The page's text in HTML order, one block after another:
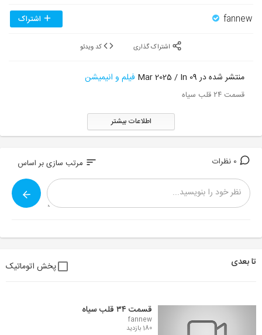
fannew اشتراک
منتشر شده در 09 Mar 2025 / In فیلم و انیمیشن
قسمت ۲۴ قلب سیاه
اطلاعات بیشتر
sort مرتب سازی بر اساس
تا بعدی پخش اتوماتیک
قسمت ۳۴ قلب سیاه
fannew
180 بازدید